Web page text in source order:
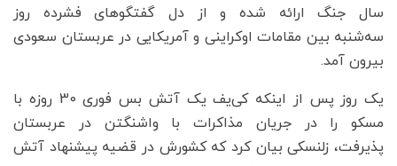
سال جنگ ارائه شده و از دل گفتگوهای فشرده روز
سه‌شنبه بین مقامات اوکراینی و آمریکایی در عربستان سعودی
بیرون آمد.
یک روز پس از اینکه کی‌یف یک آتش بس فوری 30 روزه با
مسکو را در جریان مذاکرات با واشنگتن در عربستان
پذیرفت، زلنسکی بیان کرد که کشورش در قضیه پیشنهاد آتش